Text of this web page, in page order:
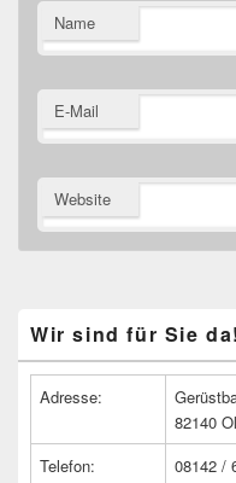
Name
E-Mail
Website
Seitenleisten
Widget-
Wir sind für Sie da!
Adresse:
82140
Telefon:
08142 /